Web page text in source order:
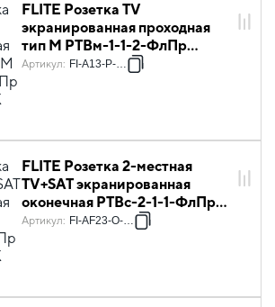
FLITE Розетка TV
экранированная проходная
тип M РТВм-1-1-2-ФлПр
пурпурный IEK
Артикул: FI-A13-P-K99
FLITE Розетка 2-местная
TV+SAT экранированная
оконечная РТВс-2-1-1-ФлПр
пурпурный IEK
Артикул: FI-AF23-O-K99